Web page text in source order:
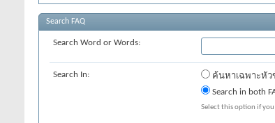
Search FAQ
Search Word or Words:
Search In:
ค้นหาเฉพาะหัว
Search in both
Select this option if